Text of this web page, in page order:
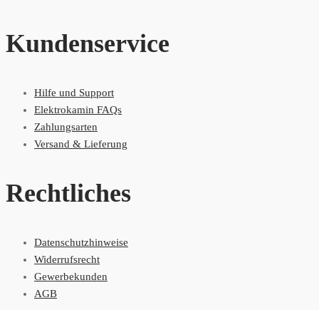
Kundenservice
Hilfe und Support
Elektrokamin FAQs
Zahlungsarten
Versand & Lieferung
Rechtliches
Datenschutzhinweise
Widerrufsrecht
Gewerbekunden
AGB